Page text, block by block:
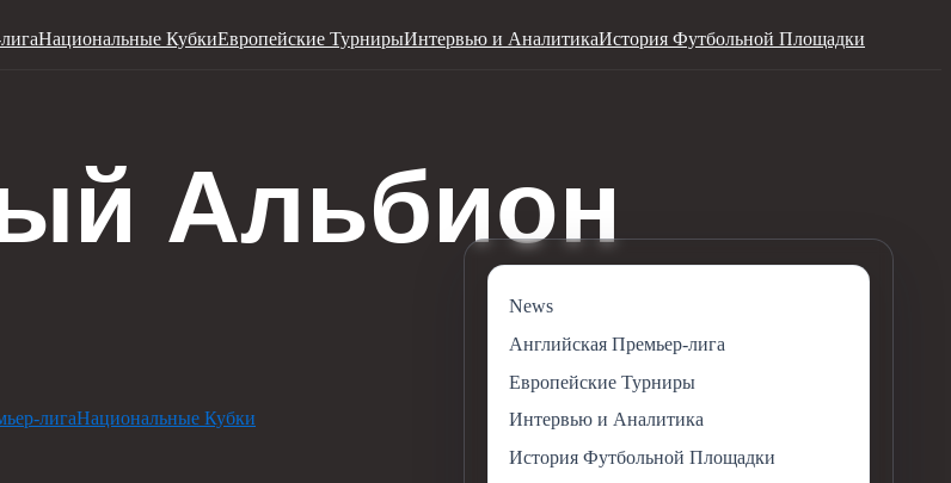
Национальные КубкиЕвропейские ТурнирыИнтервью и АналитикаИстория Футбольной Площадки
лигаНациональные Кубки
News
Английская Премьер-лига
Европейские Турниры
Интервью и Аналитика
История Футбольной Площадки